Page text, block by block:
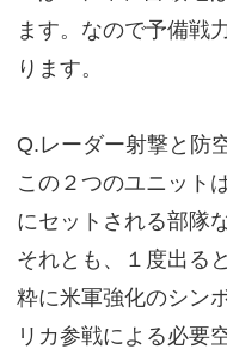
ます。なので予備戦
ります。
Q.レーダー射撃と防
この２つのユニット
にセットされる部隊
それとも、１度出る
粋に米軍強化のシン
リカ参戦による必要